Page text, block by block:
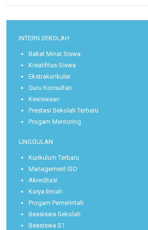
INTERN SEKOLAH
Bakat Minat Siswa
Kreatifitas Siswa
Ekstrakurikuler
Guru Konsultan
Kesiswaan
Prestasi Sekolah Terbaru
Progam Mentoring
UNGGULAN
Kurikulum Terbaru
Management ISO
Akreditasi
Karya Ilmiah
Progam Pemerintah
Beasiswa Sekolah
Beasiswa S1